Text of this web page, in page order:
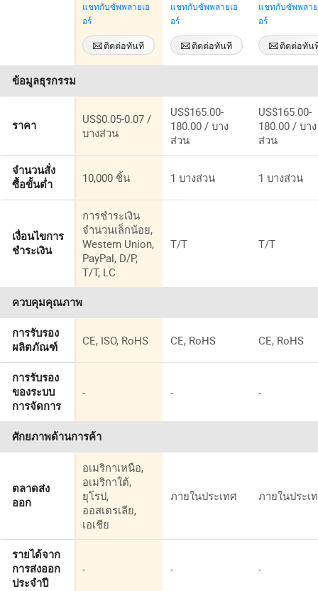
เสื้อผ้า Qida
EAS
แชทกับซัพพลายเอ
อร์
ติดต่อทันที
ป้องกันการ
โจรกรรม
เซ็นเซอร์ประตู
แชทกับซัพพลายเอ
อร์
ติดต่อทันที
เสาอากาศ
ระบบเตือนภั
ป้องกันการ
โจรกรรม
สำหรับร้านค้
ระยะไกล กา
ติดตั้งง่าย
แชทกับซัพพลาย
อร์
ติดต่อทัน
ข้อมูลธุรกรรม
ราคา
US$0.05-0.07 /
บางส่วน
US$165.00-
180.00 / บาง
ส่วน
US$165.00-
180.00 / บาง
ส่วน
จำนวนสั่ง
ซื้อขั้นต่ำ
10,000 ชิ้น 1 บางส่วน 1 บางส่วน
เงื่อนไขการ
ชำระเงิน
การชำระเงิน
จำนวนเล็กน้อย,
Western Union,
PayPal, D/P,
T/T, LC
T/T T/T
ควบคุมคุณภาพ
การรับรอง
ผลิตภัณฑ์
CE, ISO, RoHS CE, RoHS CE, RoHS
การรับรอง
ของระบบ
การจัดการ
- - -
ศักยภาพด้านการค้า
ตลาดส่ง
ออก
อเมริกาเหนือ,
อเมริกาใต้,
ยุโรป,
ออสเตรเลีย,
เอเชีย
ภายในประเทศ ภายในประเ
รายได้จาก
การส่งออก
ประจำปี
- - -